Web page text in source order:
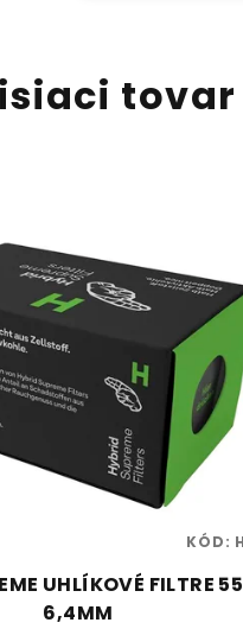
tovar
UHLÍKOVÉ FILTRE
6,4MM
KÓD: